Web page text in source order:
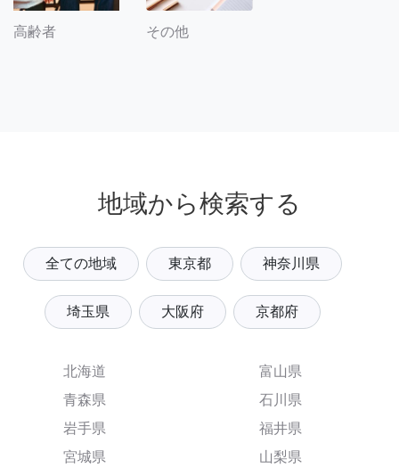
高齢者 その他
地域から検索する
全ての地域 東京都 神奈川県
埼玉県 大阪府 京都府
北海道
青森県
岩手県
宮城県
富山県
石川県
福井県
山梨県